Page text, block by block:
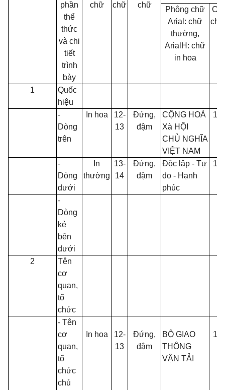
phần
thể
thức
và chi
tiết
trình
bày
chữ
chữ
chữ
Phông chữ
Arial: chữ
thường,
ArialH: chữ
in hoa
Cỡ
chữ
1
Quốc
hiệu
-
Dòng
trên
In hoa
12-
13
Đứng,
đậm
CỘNG HOÀ
Xà HỘI
CHỦ NGHĨA
VIỆT NAM
13
-
Dòng
dưới
In
thường
13-
14
Đứng,
đậm
Độc lập - Tự
do - Hạnh
phúc
13
-
Dòng
kẻ
bên
dưới
2
Tên
cơ
quan,
tổ
chức
- Tên
cơ
quan,
tổ
chức
chủ
In hoa
12-
13
Đứng,
đậm
BỘ GIAO
THÔNG
VẬN TẢI
13